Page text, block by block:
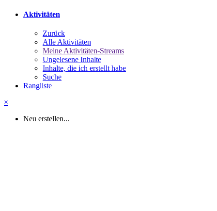
Aktivitäten
Zurück
Alle Aktivitäten
Meine Aktivitäten-Streams
Ungelesene Inhalte
Inhalte, die ich erstellt habe
Suche
Rangliste
×
Neu erstellen...